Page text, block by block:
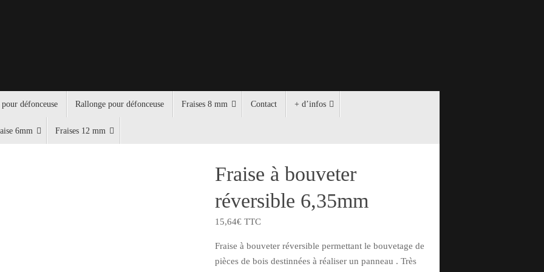
défonceuse Rallonge pour défonceuse Fraises 8 mm Contact + d’infos
6mm Fraises 12 mm
Fraise à bouveter
réversible 6,35mm
15,64€ TTC
Fraise à bouveter réversible permettant le bouvetage de
pièces de bois destinnées à réaliser un panneau . Très